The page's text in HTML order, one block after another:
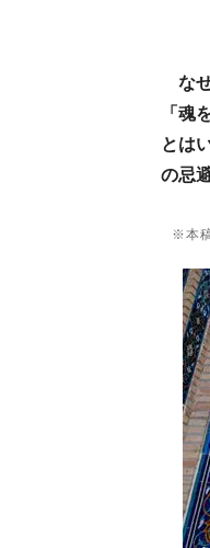
な
「魂
とは
の忌
※本